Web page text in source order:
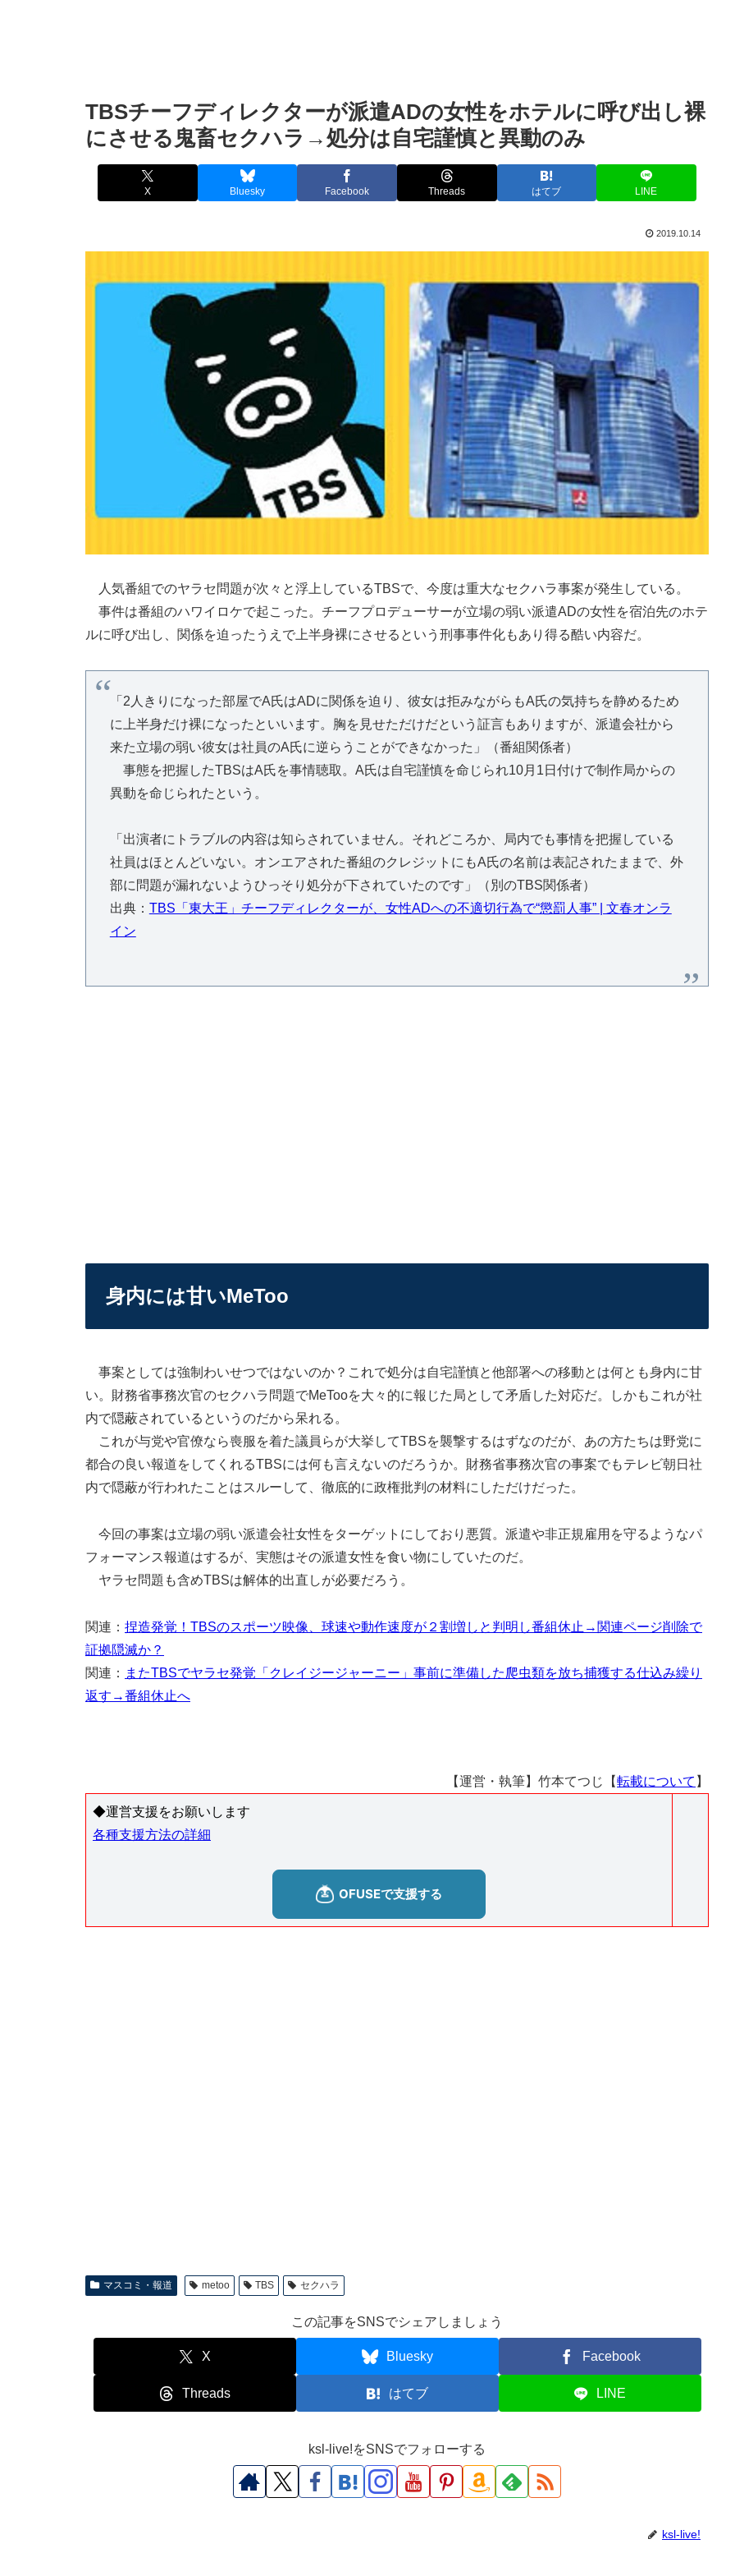
TBSチーフディレクターが派遣ADの女性をホテルに呼び出し裸
にさせる鬼畜セクハラ→処分は自宅謹慎と異動のみ
X Bluesky Facebook Threads はてブ LINE
2019.10.14
人気番組でのヤラセ問題が次々と浮上しているTBSで、今度は重大なセクハラ事案が発生している。
事件は番組のハワイロケで起こった。チーフプロデューサーが立場の弱い派遣ADの女性を宿泊先のホテ
ルに呼び出し、関係を迫ったうえで上半身裸にさせるという刑事事件化もあり得る酷い内容だ。
「2人きりになった部屋でA氏はADに関係を迫り、彼女は拒みながらもA氏の気持ちを静めるため
に上半身だけ裸になったといいます。胸を見せただけだという証言もありますが、派遣会社から
来た立場の弱い彼女は社員のA氏に逆らうことができなかった」（番組関係者）
事態を把握したTBSはA氏を事情聴取。A氏は自宅謹慎を命じられ10月1日付けで制作局からの
異動を命じられたという。
「出演者にトラブルの内容は知らされていません。それどころか、局内でも事情を把握している
社員はほとんどいない。オンエアされた番組のクレジットにもA氏の名前は表記されたままで、外
部に問題が漏れないようひっそり処分が下されていたのです」（別のTBS関係者）
出典： TBS「東大王」チーフディレクターが、女性ADへの不適切行為で“懲罰人事” | 文春オンラ
イン
身内には甘いMeToo
事案としては強制わいせつではないのか？これで処分は自宅謹慎と他部署への移動とは何とも身内に甘
い。財務省事務次官のセクハラ問題でMeTooを大々的に報じた局として矛盾した対応だ。しかもこれが社
内で隠蔽されているというのだから呆れる。
これが与党や官僚なら喪服を着た議員らが大挙してTBSを襲撃するはずなのだが、あの方たちは野党に
都合の良い報道をしてくれるTBSには何も言えないのだろうか。財務省事務次官の事案でもテレビ朝日社
内で隠蔽が行われたことはスルーして、徹底的に政権批判の材料にしただけだった。
今回の事案は立場の弱い派遣会社女性をターゲットにしており悪質。派遣や非正規雇用を守るようなパ
フォーマンス報道はするが、実態はその派遣女性を食い物にしていたのだ。
ヤラセ問題も含めTBSは解体的出直しが必要だろう。
関連： 捏造発覚！TBSのスポーツ映像、球速や動作速度が２割増しと判明し番組休止→関連ページ削除で
証拠隠滅か？
関連： またTBSでヤラセ発覚「クレイジージャーニー」事前に準備した爬虫類を放ち捕獲する仕込み繰り
返す→番組休止へ
【運営・執筆】竹本てつじ【転載について 】
◆運営支援をお願いします
各種支援方法の詳細
マスコミ・報道 metoo TBS セクハラ
この記事をSNSでシェアしましょう
X Bluesky Facebook
Threads はてブ LINE
ksl-live!をSNSでフォローする
ksl-live!